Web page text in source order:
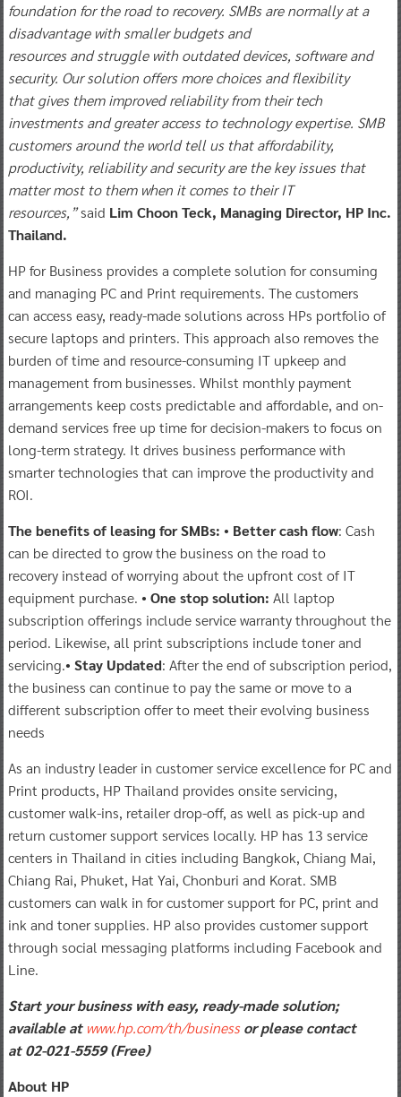
foundation for the road to recovery. SMBs are normally at a
disadvantage with smaller budgets and
resourcesandstruggle with outdated devices, software and
security. Oursolution offers more choices and flexibility
thatgives them improved reliability from their tech
investments andgreater access to technologyexpertise. SMB
customers around the world tell us that affordability,
productivity, reliabilityand securityare the key issues that
matter most to them when it comes to their IT
resources,”said Lim Choon Teck, Managing Director, HP Inc.
Thailand.
HP for Business provides a complete solution for consuming
and managing PC and Print requirements. The customers
can access easy, ready-made solutions across HPs portfolio of
secure laptops and printers. This approach also removes the
burden of time and resource-consuming IT upkeep and
management from businesses. Whilst monthly payment
arrangements keep costs predictable and affordable, and on-
demand services free up time for decision-makers to focus on
long-term strategy. It drives business performance with
smarter technologies that can improve the productivity and
ROI.
The benefitsof leasing for SMBs: • Better cash flow: Cash
can be directed to grow the business on the road to
recovery instead of worrying about the upfront cost of IT
equipment purchase. • One stop solution: All laptop
subscription offerings include service warranty throughout the
period. Likewise, all print subscriptions include toner and
servicing.• Stay Updated: After the end of subscription period,
the business can continue to pay the same or move to a
different subscription offer to meet their evolving business
needs
As an industry leader in customer service excellence for PC and
Print products, HP Thailand provides onsite servicing,
customer walk-ins, retailer drop-off, as well as pick-up and
return customer support services locally. HP has 13 service
centers in Thailand in cities including Bangkok, Chiang Mai,
Chiang Rai, Phuket, Hat Yai, Chonburi and Korat. SMB
customers can walk in for customer support for PC, print and
ink and toner supplies. HP also provides customer support
through social messaging platforms including Facebook and
Line.
Start your business with easy, ready-made solution;
available at www.hp.com/th/business orplease contact
at 02-021-5559(Free)
About HP